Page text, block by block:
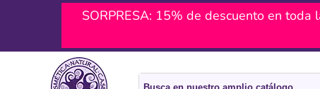
SORPRESA: 15% de descuento en